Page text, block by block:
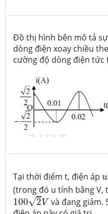
Đồ thị hình bên mô tả
dòng điện xoay chiều
cường độ dòng điện tức
Tại thời điểm t, điện áp u
(trong đó u tính bằng V,
100√2V
1002V
và đang giảm.